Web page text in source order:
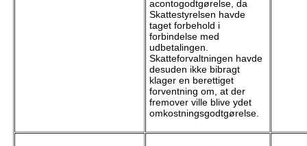
acontogodtgørelse, da
Skattestyrelsen havde
taget forbehold i
forbindelse med
udbetalingen.
Skatteforvaltningen havde
desuden ikke bibragt
klager en berettiget
forventning om, at der
fremover ville blive ydet
omkostningsgodtgørelse.